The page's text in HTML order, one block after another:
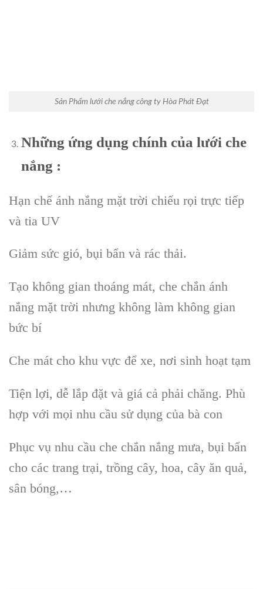
Sản Phẩm lưới che nắng công ty Hòa Phát Đạt
Những ứng dụng chính của lưới che
nắng :
Hạn chế ánh nắng mặt trời chiếu rọi trực tiếp
và tia UV
Giảm sức gió, bụi bẩn và rác thải.
Tạo không gian thoáng mát, che chắn ánh
nắng mặt trời nhưng không làm không gian
bức bí
Che mát cho khu vực để xe, nơi sinh hoạt tạm
Tiện lợi, dễ lắp đặt và giá cả phải chăng. Phù
hợp với mọi nhu cầu sử dụng của bà con
Phục vụ nhu cầu che chắn nắng mưa, bụi bẩn
cho các trang trại, trồng cây, hoa, cây ăn quả,
sân bóng,…